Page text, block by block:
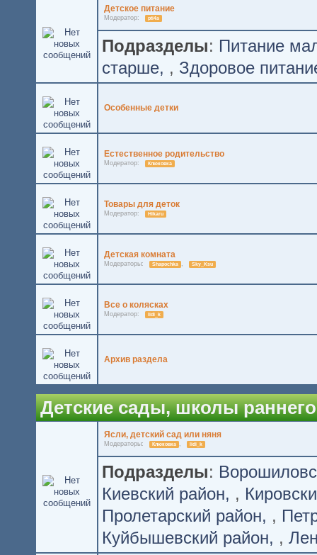
Детское питание
Модератор: pti4a
Подразделы: Питание
старше , Здоровое
Особенные детки
Естественное родительство
Модератор: Клюковка
Товары для деток
Модератор: Hikaru
Детская комната
Модераторы: Shapochka , Sky_Ksu
Все о колясках
Модератор: lidi_k
Архив раздела
Детские сады, школы
Ясли, детский сад или няня
Модераторы: Клюковка , lidi_k
Подразделы:
Киевский район
,
Пролетарский район
,
Куйбышевский район
,